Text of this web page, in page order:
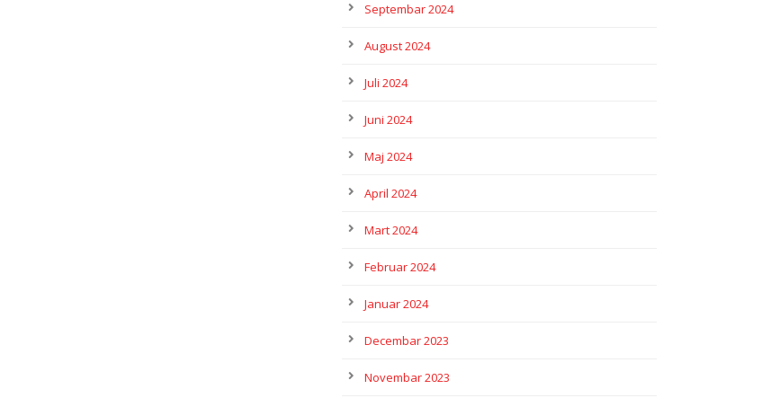
Septembar 2024
August 2024
Juli 2024
Juni 2024
Maj 2024
April 2024
Mart 2024
Februar 2024
Januar 2024
Decembar 2023
Novembar 2023